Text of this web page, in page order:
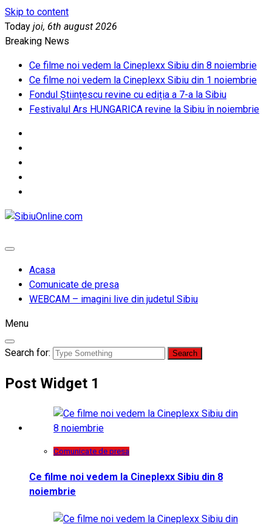
Skip to content
Today joi, 6th august 2026
Breaking News
Ce filme noi vedem la Cineplexx Sibiu din 8 noiembrie
Ce filme noi vedem la Cineplexx Sibiu din 1 noiembrie
Fondul Științescu revine cu ediția a 7-a la Sibiu
Festivalul Ars HUNGARICA revine la Sibiu în noiembrie
Acasa
Comunicate de presa
WEBCAM – imagini live din judetul Sibiu
Menu
Search for:
Post Widget 1
Comunicate de presa
Ce filme noi vedem la Cineplexx Sibiu din 8
noiembrie